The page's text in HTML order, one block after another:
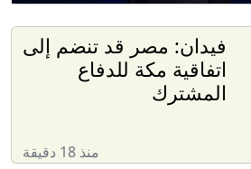
فيدان: مصر قد تنضم إلى
اتفاقية مكة للدفاع
المشترك
منذ 18 دقيقة